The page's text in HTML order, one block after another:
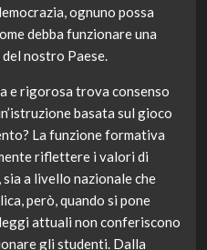
ognuno possa
debba funzionare una
nostro Paese.
e rigorosa trova consenso
basata sul gioco
La funzione formativa
riflettere i valori di
a livello nazionale che
però, quando si pone
attuali non conferiscono
gli studenti. Dalla